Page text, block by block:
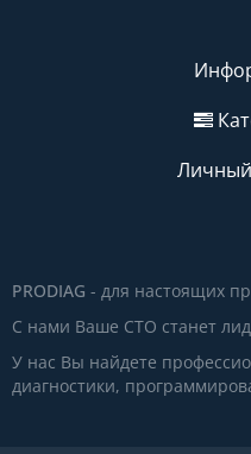
PRODIAG - для настоящих
С нами Ваше СТО станет
У нас Вы найдете
диагностики,